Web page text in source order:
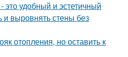
удобный и эстетичный
и выровнять стены без
отопления, но оставить к